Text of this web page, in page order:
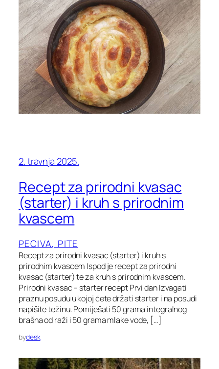
2. travnja 2025.
Recept za prirodni kvasac
(starter) i kruh s prirodnim
kvascem
PECIVA, PITE
Recept za prirodni kvasac (starter) i kruh s
prirodnim kvascem Ispod je recept za prirodni
kvasac (starter) te za kruh s prirodnim kvascem.
Prirodni kvasac – starter recept Prvi dan Izvagati
praznu posudu u kojoj ćete držati starter i na posudi
napišite težinu. Pomiješati 50 grama integralnog
brašna od raži i 50 grama mlake vode, […]
bydesk